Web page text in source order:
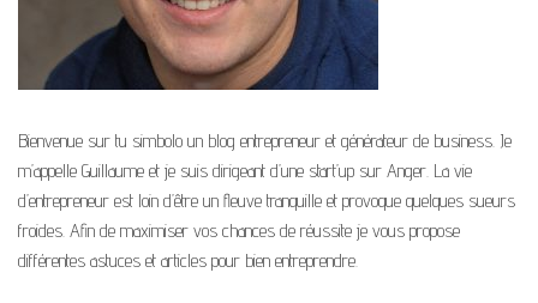
Bienvenue sur tu simbolo un blog entrepreneur et générateur de business. Je
m’appelle Guillaume et je suis dirigeant d’une start’up sur Anger. La vie
d’entrepreneur est loin d’être un fleuve tranquille et provoque quelques sueurs
froides. Afin de maximiser vos chances de réussite je vous propose
différentes astuces et articles pour bien entreprendre.